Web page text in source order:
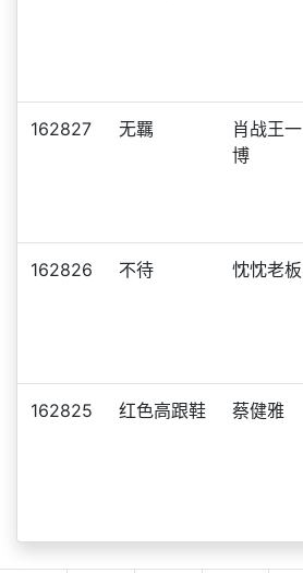
162827 无羈
肖战王一
博
162826 不待 忱忱老板
162825 红色高跟鞋 蔡健雅